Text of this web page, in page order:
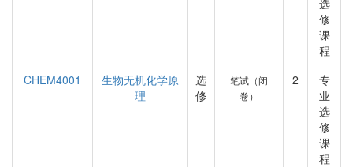
选
修
课
程
CHEM4001
生物无机化学原
理
选
修
笔试（闭
卷）
2
专
业
选
修
课
程